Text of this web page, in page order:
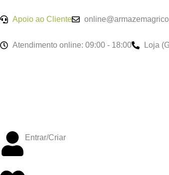
to
Apoio ao Cliente
Atendimento online: 09:00 - 18:00 Loja
Entrar/Criar